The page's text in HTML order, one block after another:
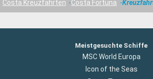
Costa Kreuzfahrten
Costa Fortuna
Meistgesuchte Schiffe
MSC World Europa
Icon of the Seas